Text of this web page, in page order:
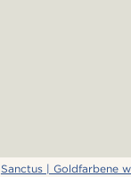
Sanctus | Goldfarbene